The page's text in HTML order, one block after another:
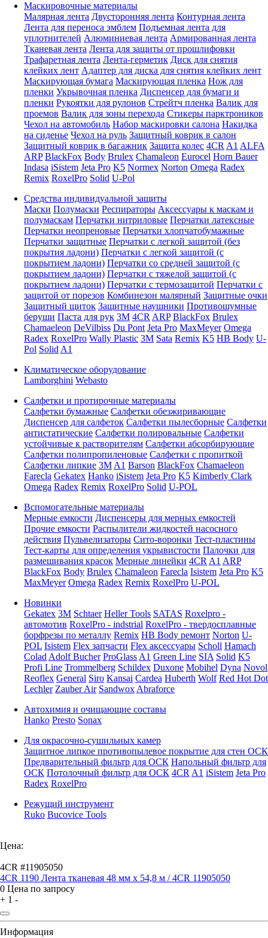
Маскировочные материалы
Малярная лента Двусторонняя лента Контурная лента
Лента для переноса эмблем Подъемная лента для
уплотнителей Алюминиевая лента Армированная лента
Тканевая лента Лента для защиты от прошлифовки
Трафаретная лента Лента-герметик Диск для снятия
клейких лент Адаптер для диска для снятия клейких лент
Маскирующая бумага Маскирующая пленка Нож для
пленки Укрывочная пленка Диспенсер для бумаги и
пленки Рукоятки для рулонов Стрейтч пленка Валик для
проемов Валик для зоны перехода Стикеры парктроников
Чехол на автомобиль Набор маскировки салона Накидка
на сиденье Чехол на руль Защитный коврик в салон
Защитный коврик в багажник Защита колес 4CR A1 ALFA
ARP BlackFox Body Brulex Chamaleon Eurocel Horn Bauer
Indasa iSistem Jeta Pro K5 Normex Norton Omega Radex
Remix RoxelPro Solid U-Pol
Средства индивидуальной защиты
Маски Полумаски Респираторы Аксессуары к маскам и
полумаскам Перчатки нитриловые Перчатки латексные
Перчатки неопреновые Перчатки хлопчатобумажные
Перчатки защитные Перчатки с легкой защитой (без
покрытия ладони) Перчатки с легкой защитой (с
покрытием ладони) Перчатки со средней защитой (с
покрытием ладони) Перчатки с тяжелой защитой (с
покрытием ладони) Перчатки с термозащитой Перчатки с
защитой от порезов Комбинезон малярный Защитные очки
Защитный щиток Защитные наушники Противошумные
беруши Паста для рук 3M 4CR ARP BlackFox Brulex
Chamaeleon DeVilbiss Du Pont Jeta Pro MaxMeyer Omega
Radex RoxelPro Wally Plastic 3M Sata Remix K5 HB Body U-
Pol Solid A1
Климатическое оборудование
Lamborghini Webasto
Салфетки и протирочные материалы
Салфетки бумажные Салфетки обезжиривающие
Диспенсер для салфеток Салфетки пылесборные Салфетки
антистатические Салфетки полировальные Салфетки
устойчивые к растворителям Салфетки абсорбирующие
Салфетки полипропиленовые Салфетки с пропиткой
Салфетки липкие 3M A1 Barson BlackFox Chamaeleon
Farecla Gekatex Hanko iSistem Jeta Pro K5 Kimberly Clark
Omega Radex Remix RoxelPro Solid U-POL
Вспомогательные материалы
Мерные емкости Диспенсеры для мерных емкостей
Прочие емкости Распылители жидкостей насосного
действия Пульвелизаторы Сито-воронки Тест-пластины
Тест-карты для определения укрывистости Палочки для
размешивания красок Мерные линейки 4CR A1 ARP
BlackFox Body Brulex Chamaleon Farecla Isistem Jeta Pro K5
MaxMeyer Omega Radex Remix RoxelPro U-POL
Новинки
Gekatex 3M Schtaer Heller Tools SATAS Roxelpro -
автомотив RoxelPro - indstrial RoxelPro - твердосплавные
борфрезы по металлу Remix HB Body ремонт Norton U-
POL Isistem Flex запчасти Flex аксессуары Scholl Hamach
Colad Adolf Bucher ProGlass A1 Green Line SIA Solid K5
Profi Line Trommelberg Schildex Duxone Mobihel Dyna Novol
Reoflex General Siro Kansai Cardea Huberth Wolf Red Hot Dot
Lechler Zauber Air Sandwox Abraforce
Автохимия и очищающие составы
Hanko Presto Sonax
Для окрасочно-сушильных камер
Защитное липкое противопылевое покрытие для стен ОСК
Предварительный фильтр для ОСК Напольный фильтр для
ОСК Потолочный фильтр для ОСК 4CR A1 iSistem Jeta Pro
Radex RoxelPro
Режущий инструмент
Ruko Bucovice Tools
Цена:
4CR #11905050
4CR 1190 Лента тканевая 48 мм x 54,8 м / 4CR 11905050
0 Цена по запросу
+ 1 -
Информация